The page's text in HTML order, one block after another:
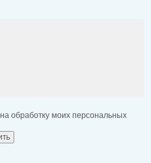
на обработку моих персональных